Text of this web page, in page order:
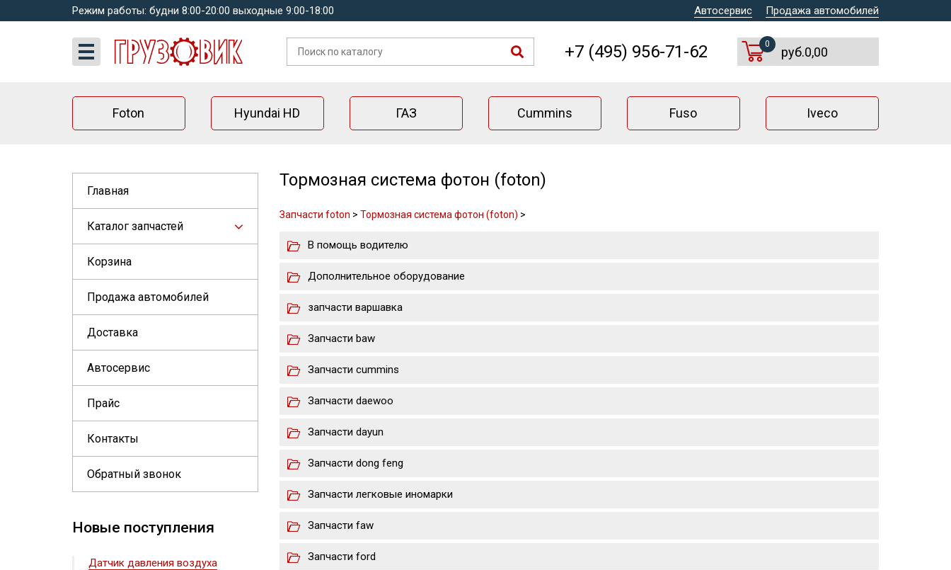
Режим работы: будни 8:00-20:00 выходные 9:00-18:00 Автосервис Продажа автомобилей
+7 (495) 956-71-62 0
руб.0,00
Foton Hyundai HD ГАЗ Cummins Fuso Iveco
Главная
Каталог запчастей
Корзина
Продажа автомобилей
Доставка
Автосервис
Прайс
Контакты
Обратный звонок
Новые поступления
Датчик давления воздуха
Тормозная система фотон (foton)
Запчасти foton > Тормозная система фотон (foton) >
В помощь водителю
Дополнительное оборудование
запчасти варшавка
Запчасти baw
Запчасти cummins
Запчасти daewoo
Запчасти dayun
Запчасти dong feng
Запчасти легковые иномарки
Запчасти faw
Запчасти ford